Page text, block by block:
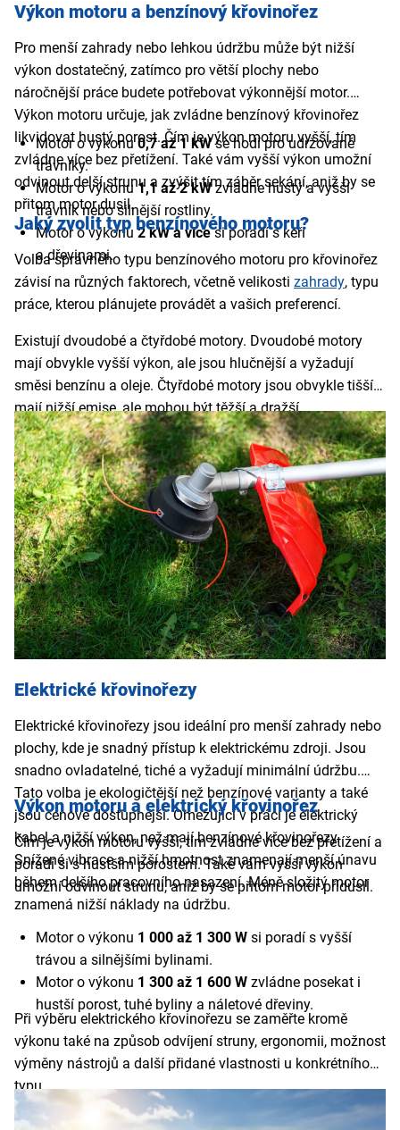
Výkon motoru a benzínový křovinořez
Pro menší zahrady nebo lehkou údržbu může být nižší
výkon dostatečný, zatímco pro větší plochy nebo
náročnější práce budete potřebovat výkonnější motor.
Výkon motoru určuje, jak zvládne benzínový křovinořez
likvidovat hustý porost. Čím je výkon motoru vyšší, tím
zvládne více bez přetížení. Také vám vyšší výkon umožní
odvinout delší strunu a zvýšit tím záběr sekání, aniž by se
přitom motor dusil.
Motor o výkonu0,7 až 1 kWse hodí pro udržované
trávníky.
Motor o výkonu1,1 až 2 kWzvládne hustý a vyšší
trávník nebo silnější rostliny.
Motor o výkonu2 kW a vícesi poradí s keři
a dřevinami.
Jaký zvolit typ benzínového motoru?
Volba správného typu benzínového motoru pro křovinořez
závisí na různých faktorech, včetně velikosti zahrady, typu
práce, kterou plánujete provádět a vašich preferencí.
Existují dvoudobé a čtyřdobé motory. Dvoudobé motory
mají obvykle vyšší výkon, ale jsou hlučnější a vyžadují
směsi benzínu a oleje. Čtyřdobé motory jsou obvykle tišší a
mají nižší emise, ale mohou být těžší a dražší.
Elektrické křovinořezy
Elektrické křovinořezy jsou ideální pro menší zahrady nebo
plochy, kde je snadný přístup k elektrickému zdroji. Jsou
snadno ovladatelné, tiché a vyžadují minimální údržbu.
Tato volba je ekologičtější než benzínové varianty a také
jsou cenově dostupnější. Omezující v práci je elektrický
kabel a nižší výkon, než mají benzínové křovinořezy.
Snížené vibrace a nižší hmotnost znamenají menší únavu
během delšího pracovního nasazení. Méně složitý motor
znamená nižší náklady na údržbu.
Výkon motoru a elektrický křovinořez
Čím je výkon motoru vyšší, tím zvládne více bez přetížení a
poradí si s hustším porostem. Také vám vyšší výkon
umožní odvinout strunu, aniž by se přitom motor přidusil.
Motor o výkonu 1 000 až 1 300 W si poradí s vyšší
trávou a silnějšími bylinami.
Motor o výkonu 1 300 až 1 600 W zvládne posekat i
hustší porost, tuhé byliny a náletové dřeviny.
Při výběru elektrického křovinořezu se zaměřte kromě
výkonu také na způsob odvíjení struny, ergonomii, možnost
výměny nástrojů a další přidané vlastnosti u konkrétního
typu.